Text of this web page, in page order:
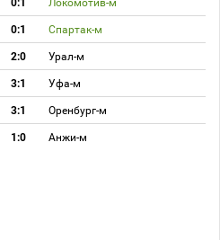
0:1 Локомотив-м
0:1 Спартак-м
2:0 Урал-м
3:1 Уфа-м
3:1 Оренбург-м
1:0 Анжи-м